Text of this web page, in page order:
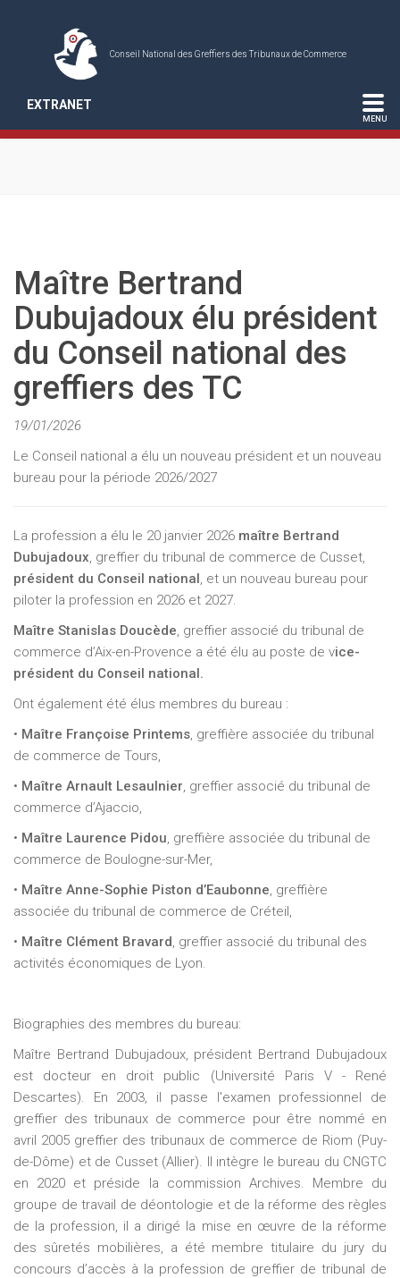
Conseil National des Greffiers des Tribunaux de Commerce
EXTRANET
Maître Bertrand
Dubujadoux élu président
du Conseil national des
greffiers des TC
19/01/2026
Le Conseil national a élu un nouveau président et un nouveau
bureau pour la période 2026/2027
La profession a élu le 20 janvier 2026 maître Bertrand
Dubujadoux, greffier du tribunal de commerce de Cusset,
président du Conseil national, et un nouveau bureau pour
piloter la profession en 2026 et 2027.
Maître Stanislas Doucède, greffier associé du tribunal de
commerce d’Aix-en-Provence a été élu au poste de vice-
président du Conseil national.
Ont également été élus membres du bureau :
• Maître Françoise Printems, greffière associée du tribunal
de commerce de Tours,
• Maître Arnault Lesaulnier, greffier associé du tribunal de
commerce d’Ajaccio,
• Maître Laurence Pidou, greffière associée du tribunal de
commerce de Boulogne-sur-Mer,
• Maître Anne-Sophie Piston d’Eaubonne, greffière
associée du tribunal de commerce de Créteil,
• Maître Clément Bravard, greffier associé du tribunal des
activités économiques de Lyon.
Biographies des membres du bureau:
Maître Bertrand Dubujadoux, président Bertrand Dubujadoux
est docteur en droit public (Université Paris V - René
Descartes). En 2003, il passe l'examen professionnel de
greffier des tribunaux de commerce pour être nommé en
avril 2005 greffier des tribunaux de commerce de Riom (Puy-
de-Dôme) et de Cusset (Allier). Il intègre le bureau du CNGTC
en 2020 et préside la commission Archives. Membre du
groupe de travail de déontologie et de la réforme des règles
de la profession, il a dirigé la mise en œuvre de la réforme
des sûretés mobilières, a été membre titulaire du jury du
concours d’accès à la profession de greffier de tribunal de